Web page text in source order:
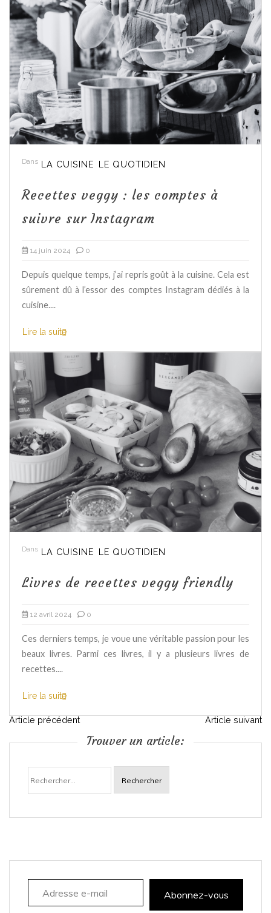
Dans LA CUISINE LE QUOTIDIEN
Recettes veggy : les comptes à
suivre sur Instagram
14 juin 2024 0
Depuis quelque temps, j’ai repris goût à la cuisine. Cela est
sûrement dû à l’essor des comptes Instagram dédiés à la
cuisine....
Lire la suite
Dans LA CUISINE LE QUOTIDIEN
Livres de recettes veggy friendly
12 avril 2024 0
Ces derniers temps, je voue une véritable passion pour les
beaux livres. Parmi ces livres, il y a plusieurs livres de
recettes....
Lire la suite
N
i
a
Article précédent Article suivant
Trouver un article:
Rechercher :
Adresse e-mail
Abonnez-vous